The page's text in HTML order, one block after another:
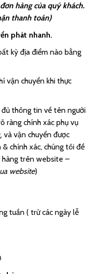
hàng của quý khách.
thanh toán)
phát nhanh.
kỳ địa điểm nào bằng
vận chuyển khi thực
đủ thông tin về tên người
ràng chính xác phụ vụ
và vận chuyển được
chính xác, chúng tôi đề
hàng trên website –
website)
tuần ( trừ các ngày lễ